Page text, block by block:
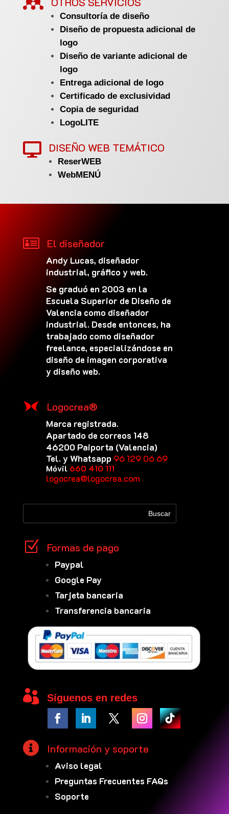

Consultoría de diseño
Diseño de propuesta adicional de
logo
Diseño de variante adicional de
logo
Entrega adicional de logo
Certificado de exclusividad
Copia de seguridad
LogoLITE
 DISEÑO WEB TEMÁTICO
ReserWEB
WebMENÚ
 El diseñador
Andy Lucas, diseñador
industrial, gráfico y web.
Se graduó en 2003 en la
Escuela Superior de Diseño de
Valencia como diseñador
industrial. Desde entonces, ha
trabajado como diseñador
freelance, especializándose en
diseño de imagen corporativa
y diseño web.
Logocrea®
Marca registrada.
Apartado de correos 148
46200 Paiporta (Valencia)
Tel. y Whatsapp 96 129 06 69
Móvil 660 410 111
logocrea@logocrea.com
Z Formas de pago
Paypal
Google Pay
Tarjeta bancaria
Transferencia bancaria
 Síguenos en redes
 Información y soporte
Aviso legal
Preguntas Frecuentes FAQs
Soporte